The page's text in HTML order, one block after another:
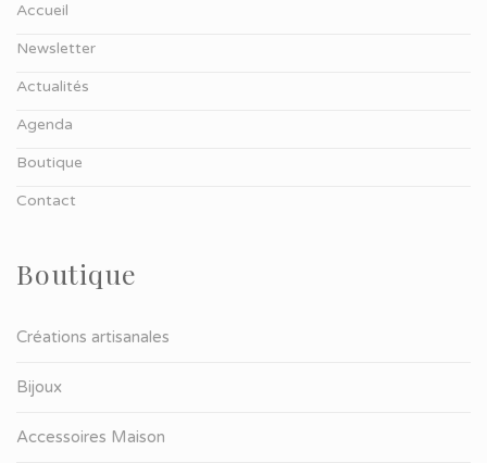
Accueil
Newsletter
Actualités
Agenda
Boutique
Contact
Boutique
Créations artisanales
Bijoux
Accessoires Maison